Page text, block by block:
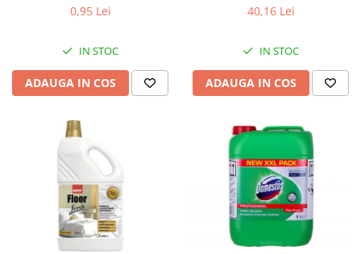
0,95 Lei
IN STOC
ADAUGA IN COS
40,16 Lei
IN STOC
ADAUGA IN COS